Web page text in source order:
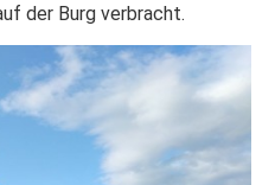
der Burg verbracht.